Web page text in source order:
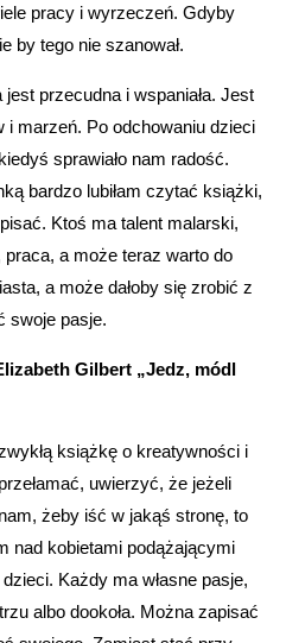
pracy i wyrzeczeń. Gdyby
by tego nie szanował.
przecudna i wspaniała. Jest
i marzeń. Po odchowaniu dzieci
sprawiało nam radość.
bardzo lubiłam czytać książki,
Ktoś ma talent malarski,
praca, a może teraz warto do
a może dałoby się zrobić z
swoje pasje.
Gilbert „Jedz, módl
książkę o kreatywności i
uwierzyć, że jeżeli
żeby iść w jakąś stronę, to
nad kobietami podążającymi
Każdy ma własne pasje,
albo dookoła. Można zapisać